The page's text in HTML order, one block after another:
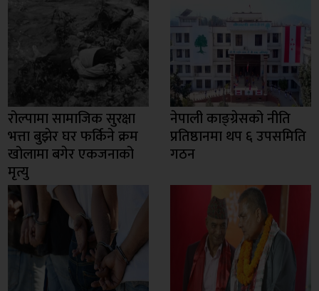
रोल्पामा सामाजिक सुरक्षा
भत्ता बुझेर घर फर्किने क्रम
खोलामा बगेर एकजनाको
मृत्यु
नेपाली काङ्ग्रेसको नीति
प्रतिष्ठानमा थप ६ उपसमिति
गठन